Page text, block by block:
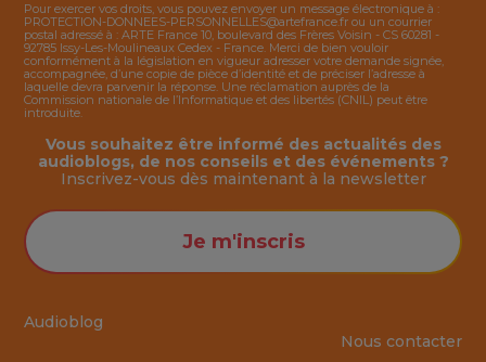
Pour exercer vos droits, vous pouvez envoyer un message électronique à :
PROTECTION-DONNEES-PERSONNELLES@artefrance.fr ou un courrier
postal adressé à : ARTE France 10, boulevard des Frères Voisin - CS 60281 -
92785 Issy-Les-Moulineaux Cedex - France. Merci de bien vouloir
conformément à la législation en vigueur adresser votre demande signée,
accompagnée, d’une copie de pièce d’identité et de préciser l’adresse à
laquelle devra parvenir la réponse. Une réclamation auprès de la
Commission nationale de l’Informatique et des libertés (CNIL) peut être
introduite.
Audioblog
Vous souhaitez être informé des actualités des
audioblogs, de nos conseils et des événements ?
Inscrivez-vous dès maintenant à la newsletter
Je m'inscris
Nous contacter